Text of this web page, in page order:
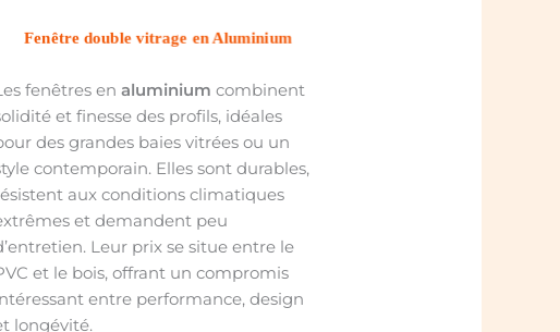
Fenêtre double vitrage en Aluminium
fenêtres en aluminium combinent
et finesse des profils, idéales
des grandes baies vitrées ou un
contemporain. Elles sont durables,
aux conditions climatiques
et demandent peu
Leur prix se situe entre le
et le bois, offrant un compromis
entre performance, design
longévité.